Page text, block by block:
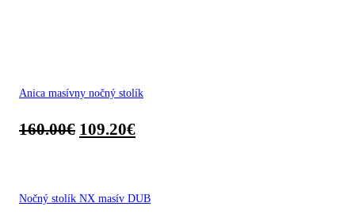
Anica masívny nočný stolík
160.00€ 109.20€
Nočný stolík NX masív DUB